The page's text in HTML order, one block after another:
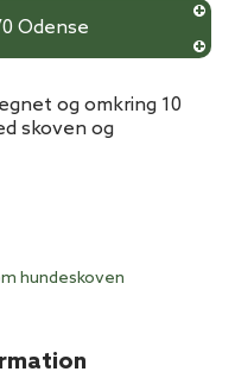
Odense
og omkring 10
skoven og
hundeskoven